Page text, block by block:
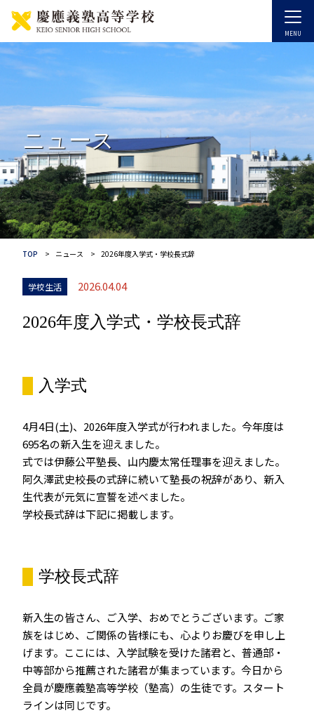
ニュース
TOP ニュース 2026年度入学式・学校長式辞
学校生活 2026.04.04
2026年度入学式・学校長式辞
入学式
4月4日(土)、2026年度入学式が行われました。今年度は
695名の新入生を迎えました。
式では伊藤公平塾長、山内慶太常任理事を迎えました。
阿久澤武史校長の式辞に続いて塾長の祝辞があり、新入
生代表が元気に宣誓を述べました。
学校長式辞は下記に掲載します。
学校長式辞
新入生の皆さん、ご入学、おめでとうございます。ご家
族をはじめ、ご関係の皆様にも、心よりお慶びを申し上
げます。ここには、入学試験を受けた諸君と、普通部・
中等部から推薦された諸君が集まっています。今日から
全員が慶應義塾高等学校（塾高）の生徒です。スタート
ラインは同じです。